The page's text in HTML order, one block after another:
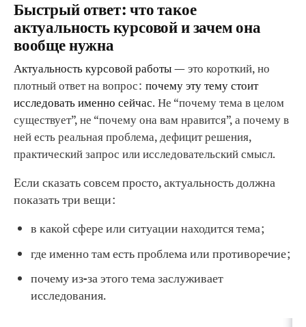
Быстрый ответ: что такое
актуальность курсовой и зачем она
вообще нужна
Актуальность курсовой работы— это короткий, но
плотный ответ на вопрос: почему эту тему стоит
исследовать именно сейчас. Не “почему тема в целом
существует”, не “почему она вам нравится”, а почему в
ней есть реальная проблема, дефицит решения,
практический запрос или исследовательский смысл.
Если сказать совсем просто, актуальность должна
показать три вещи:
в какой сфере или ситуации находится тема;
где именно там есть проблема или противоречие;
почему из-за этого тема заслуживает
исследования.